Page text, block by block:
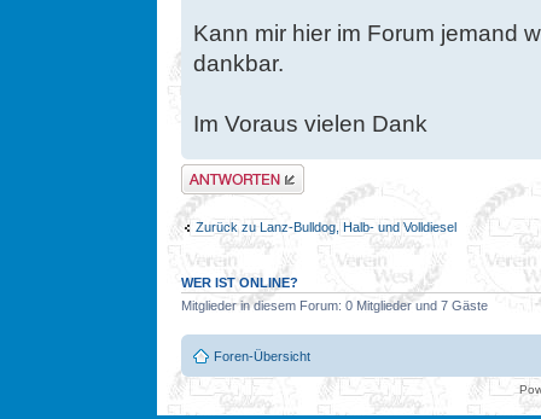
Kann mir hier im Forum jemand
dankbar.
Im Voraus vielen Dank
Antwort erstellen
Zurück zu Lanz-Bulldog, Halb- und Volldiesel
WER IST ONLINE?
Mitglieder in diesem Forum: 0 Mitglieder und 7 Gäste
Foren-Übersicht